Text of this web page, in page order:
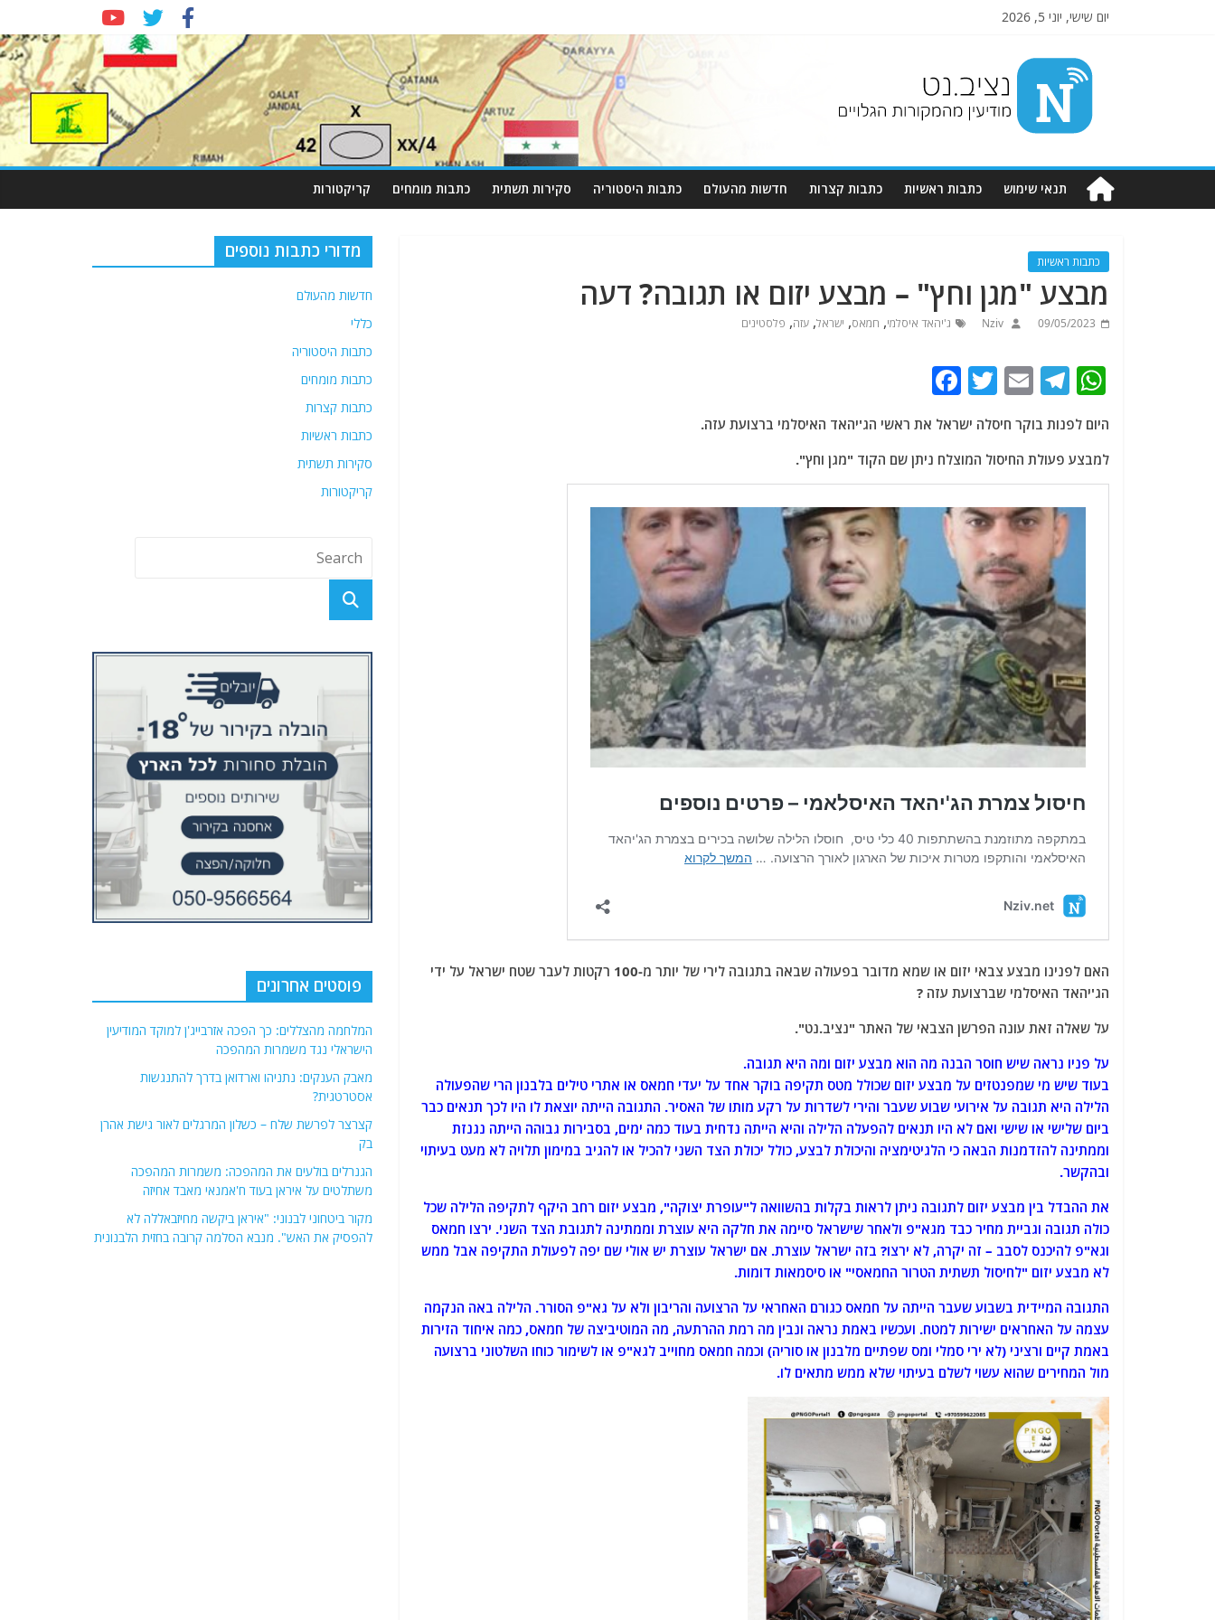
יום שישי, יוני 5, 2026
Nziv.net
מודיעין
מהמקורות
תנאי שימוש כתבות ראשיות כתבות קצרות חדשות מהעולם כתבות היסטוריה סקירות תשתית כתבות מומחים קריקטורות
כתבות ראשיות
מבצע "מגן וחץ" – מבצע יזום או תגובה? דעה
09/05/2023
Nziv ג'יהאד איסלמי, חמאס, ישראל, עזה, פלסטינים
W
h
at
s
A
p
p
T
e
g
ra
m
E
m
ai
l
T
itt
er
c
e
b
היום לפנות בוקר חיסלה ישראל את ראשי הג'יהאד האיסלמי ברצועת עזה.
למבצע פעולת החיסול המוצלח ניתן שם הקוד "מגן וחץ".
האם לפנינו מבצע צבאי יזום או שמא מדובר בפעולה שבאה בתגובה לירי של יותר מ-100 רקטות לעבר שטח ישראל על ידי
הג'יהאד האיסלמי שברצועת עזה ?
על שאלה זאת עונה הפרשן הצבאי של האתר "נציב.נט".
על פניו נראה שיש חוסר הבנה מה הוא מבצע יזום ומה היא תגובה.
בעוד שיש מי שמפנטזים על מבצע יזום שכולל מטס תקיפה בוקר אחד על יעדי חמאס או אתרי טילים בלבנון הרי שהפעולה
הלילה היא תגובה על אירועי שבוע שעבר והירי לשדרות על רקע מותו של האסיר. התגובה הייתה יוצאת לו היו לכך תנאים כבר
ביום שלישי או שישי ואם לא היו תנאים להפעלה הלילה והיא הייתה נדחית בעוד כמה ימים, בסבירות גבוהה הייתה נגנזת
וממתינה להזדמנות הבאה כי הלגיטימציה והיכולת לבצע, כולל יכולת הצד השני להכיל או להגיב במימון תלויה לא מעט בעיתוי
ובהקשר.
את ההבדל בין מבצע יזום לתגובה ניתן לראות בקלות בהשוואה ל"עופרת יצוקה", מבצע יזום רחב היקף לתקיפה הלילה שכל
כולה תגובה וגביית מחיר כבד מגא"פ ולאחר שישראל סיימה את חלקה היא עוצרת וממתינה לתגובת הצד השני. ירצו חמאס
וגא"פ להיכנס לסבב – זה יקרה, לא ירצו? בזה ישראל עוצרת. אם ישראל עוצרת יש אולי שם יפה לפעולת התקיפה אבל ממש
לא מבצע יזום "לחיסול תשתית הטרור החמאסי" או סיסמאות דומות.
התגובה המיידית בשבוע שעבר הייתה על חמאס כגורם האחראי על הרצועה והריבון ולא על גא"פ הסורר. הלילה באה הנקמה
עצמה על האחראים ישירות למטח. ועכשיו באמת נראה ונבין מה רמת ההרתעה, מה המוטיביצה של חמאס, כמה איחוד הזירות
באמת קיים ורציני (לא ירי סמלי ומס שפתיים מלבנון או סוריה) וכמה חמאס מחוייב לגא"פ או לשימור כוחו השלטוני ברצועה
מול המחירים שהוא עשוי לשלם בעיתוי שלא ממש מתאים לו.
מדורי כתבות נוספים
חדשות מהעולם
כללי
כתבות היסטוריה
כתבות מומחים
כתבות קצרות
כתבות ראשיות
סקירות תשתית
קריקטורות
פוסטים אחרונים
המלחמה מהצללים: כך הפכה אזרבייג'ן למוקד המודיעין
הישראלי נגד משמרות המהפכה
מאבק הענקים: נתניהו וארדואן בדרך להתנגשות
אסטרטגית?
קצרצר לפרשת שלח – כשלון המרגלים לאור גישת אהרן
בק
הגנרלים בולעים את המהפכה: משמרות המהפכה
משתלטים על איראן בעוד ח'אמנאי מאבד אחיזה
מקור ביטחוני לבנוני: "איראן ביקשה מחיזבאללה לא
להפסיק את האש". מנבא הסלמה קרובה בחזית הלבנונית